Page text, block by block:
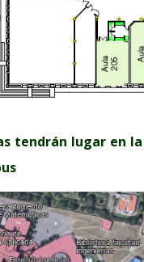
tendrán lugar en